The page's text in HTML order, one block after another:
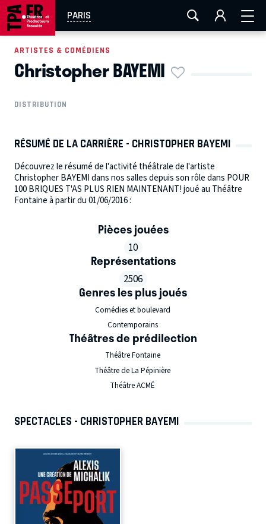
PARIS
AIX-MARSEILLE LA ROCHELLE
EN TOURNÉE
ARTISTES & COMÉDIENS
Christopher BAYEMI
DISTRIBUTION
RÉSUMÉ DE LA CARRIÈRE - CHRISTOPHER BAYEMI
Découvrez le résumé de l'activité théâtrale de l'artiste
Christopher BAYEMI dans nos salles depuis son rôle dans POUR
100 BRIQUES T'AS PLUS RIEN MAINTENANT! joué au Théâtre
Fontaine à partir du 01/06/2016 :
Pièces jouées
10
Représentations
2506
Genres les plus joués
Comédies et boulevard
Contemporains
Théâtres de prédilection
Théâtre Fontaine
Théâtre de La Pépinière
Théâtre ACMÉ
SPECTACLES - CHRISTOPHER BAYEMI